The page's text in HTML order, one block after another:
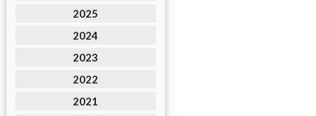
2025
2024
2023
2022
2021